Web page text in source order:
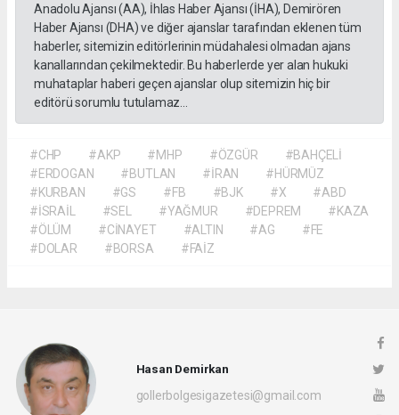
Anadolu Ajansı (AA), İhlas Haber Ajansı (İHA), Demirören
Haber Ajansı (DHA) ve diğer ajanslar tarafından eklenen tüm
haberler, sitemizin editörlerinin müdahalesi olmadan ajans
kanallarından çekilmektedir. Bu haberlerde yer alan hukuki
muhataplar haberi geçen ajanslar olup sitemizin hiç bir
editörü sorumlu tutulamaz...
#CHP #AKP #MHP #ÖZGÜR
#BAHÇELİ
#ERDOGAN
#BUTLAN #İRAN
#HÜRMÜZ
#KURBAN
#GS #FB #BJK #X
#ABD
#İSRAİL
#SEL #YAĞMUR #DEPREM
#KAZA
#ÖLÜM
#CİNAYET #ALTIN #AG
#FE
#DOLAR
#BORSA #FAİZ
Hasan Demirkan
gollerbolgesigazetesi@gmail.com